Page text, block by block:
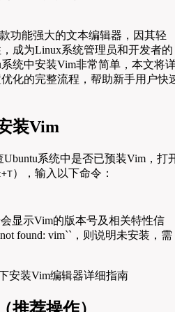
功能强大的文本编辑器，因其轻
成为Linux系统管理员和开发者的
统中安装Vim非常简单，本文将
化的完整流程，帮助新手用户快
装Vim
系统中是否已预装Vim，打
），输入以下命令：
显示Vim的版本号及相关特性信
found: vim``，则说明未安装，需